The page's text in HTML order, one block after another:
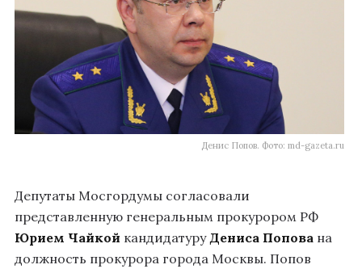
Денис Попов. Фото: md-gazeta.ru
Депутаты Мосгордумы согласовали
представленную генеральным прокурором РФ
Юрием Чайкой кандидатуру Дениса Попова на
должность прокурора города Москвы. Попов